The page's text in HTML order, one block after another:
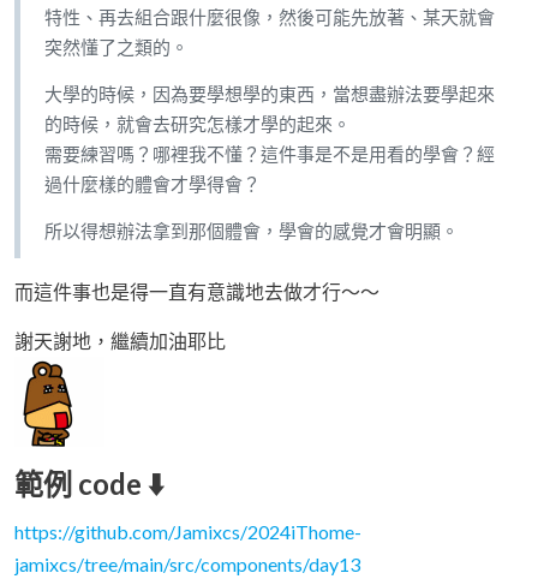
特性、再去組合跟什麼很像，然後可能先放著、某天就會
突然懂了之類的。
大學的時候，因為要學想學的東西，當想盡辦法要學起來
的時候，就會去研究怎樣才學的起來。
需要練習嗎？哪裡我不懂？這件事是不是用看的學會？經
過什麼樣的體會才學得會？
所以得想辦法拿到那個體會，學會的感覺才會明顯。
而這件事也是得一直有意識地去做才行～～
謝天謝地，繼續加油耶比
範例 code ⬇️
https://github.com/Jamixcs/2024iThome-
jamixcs/tree/main/src/components/day13